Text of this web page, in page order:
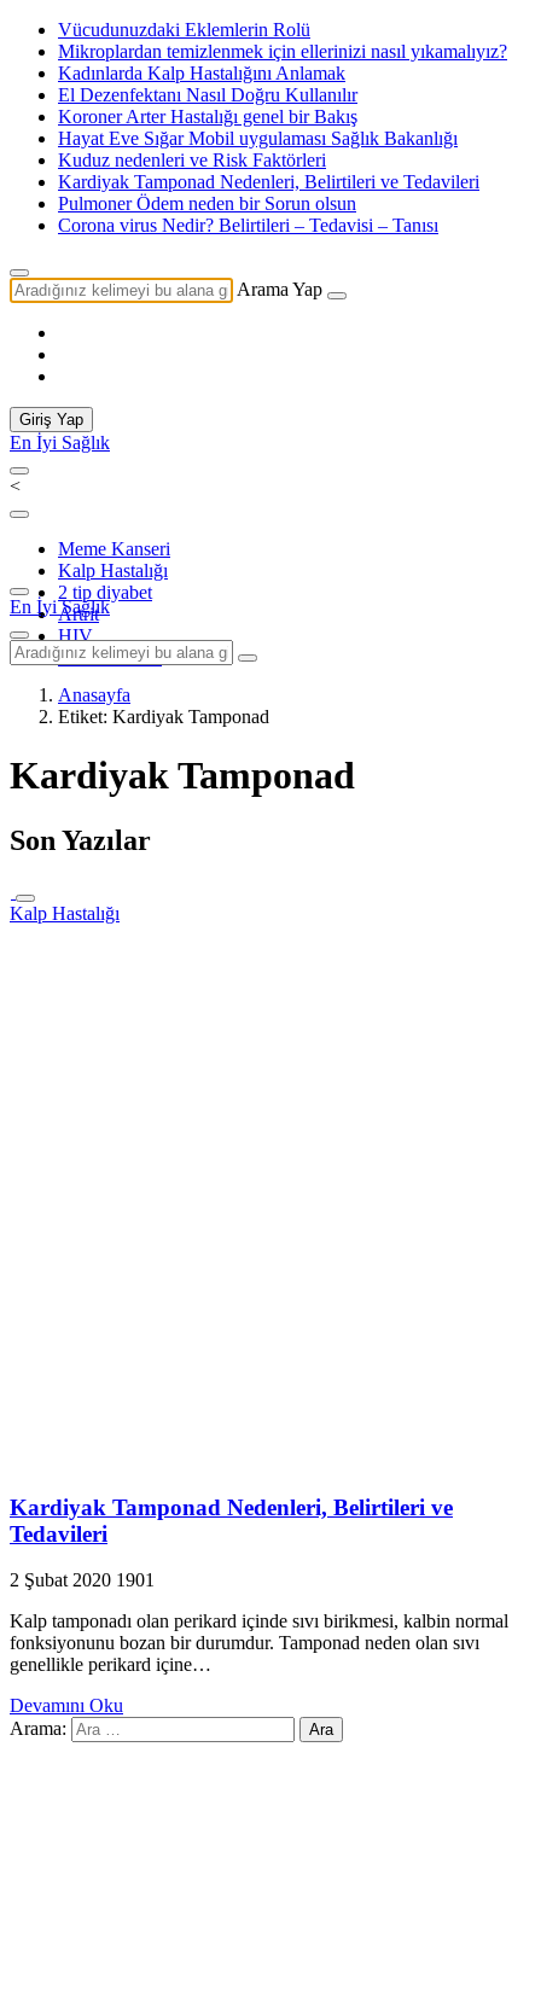
Vücudunuzdaki Eklemlerin Rolü
Mikroplardan temizlenmek için ellerinizi nasıl yıkamalıyız?
Kadınlarda Kalp Hastalığını Anlamak
El Dezenfektanı Nasıl Doğru Kullanılır
Koroner Arter Hastalığı genel bir Bakış
Hayat Eve Sığar Mobil uygulaması Sağlık Bakanlığı
Kuduz nedenleri ve Risk Faktörleri
Kardiyak Tamponad Nedenleri, Belirtileri ve Tedavileri
Pulmoner Ödem neden bir Sorun olsun
Corona virus Nedir? Belirtileri – Tedavisi – Tanısı
Arama Yap
Giriş Yap
En İyi Sağlık
<
Meme Kanseri
Kalp Hastalığı
2 tip diyabet
Artrit
HIV
Tüm Konular
En İyi Sağlık
Anasayfa
Etiket: Kardiyak Tamponad
Kardiyak Tamponad
Son Yazılar
Kalp Hastalığı
Kardiyak Tamponad Nedenleri, Belirtileri ve
Tedavileri
2 Şubat 2020 1901
Kalp tamponadı olan perikard içinde sıvı birikmesi, kalbin normal
fonksiyonunu bozan bir durumdur. Tamponad neden olan sıvı
genellikle perikard içine…
Devamını Oku
Arama: